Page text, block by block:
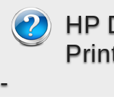
HP
-